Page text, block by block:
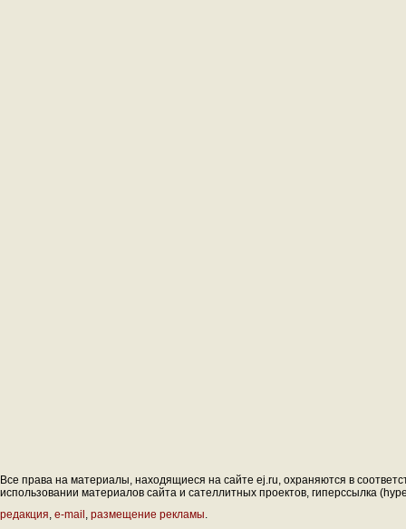
Все права на материалы, находящиеся на сайте ej.ru, охраняются в
использовании материалов сайта и сателлитных проектов, гиперссылка
редакция, e-mail , размещение рекламы.